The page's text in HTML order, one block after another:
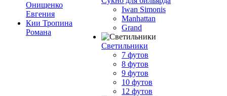
Онищенко
Евгения
Кии Тропина
Романа
Iwan Simonis
Manhattan
Grand
Светильники
7 футов
8 футов
9 футов
10 футов
12 футов